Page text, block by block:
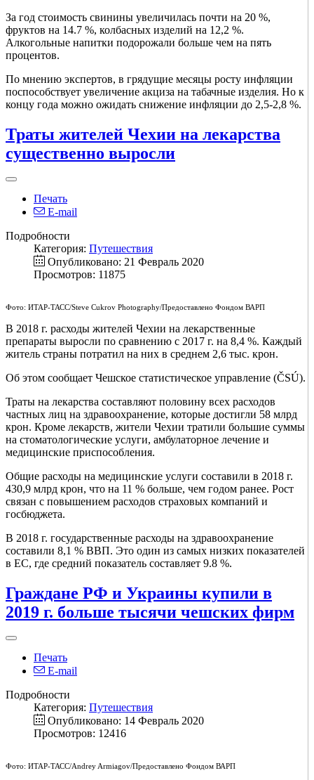
За год стоимость свинины увеличилась почти на 20 %,
фруктов на 14.7 %, колбасных изделий на 12,2 %.
Алкогольные напитки подорожали больше чем на пять
процентов.
По мнению экспертов, в грядущие месяцы росту инфляции
поспособствует увеличение акциза на табачные изделия. Но к
концу года можно ожидать снижение инфляции до 2,5-2,8 %.
Траты жителей Чехии на лекарства
существенно выросли
Печать
E-mail
Подробности
Категория: Путешествия
Опубликовано: 21 Февраль 2020
Просмотров: 11875
Фото: ИТАР-ТАСС/Steve Cukrov Photography/Предоставлено Фондом ВАРП
В 2018 г. расходы жителей Чехии на лекарственные
препараты выросли по сравнению с 2017 г. на 8,4 %. Каждый
житель страны потратил на них в среднем 2,6 тыс. крон.
Об этом сообщает Чешское статистическое управление (ČSÚ).
Траты на лекарства составляют половину всех расходов
частных лиц на здравоохранение, которые достигли 58 млрд
крон. Кроме лекарств, жители Чехии тратили большие суммы
на стоматологические услуги, амбулаторное лечение и
медицинские приспособления.
Общие расходы на медицинские услуги составили в 2018 г.
430,9 млрд крон, что на 11 % больше, чем годом ранее. Рост
связан с повышением расходов страховых компаний и
госбюджета.
В 2018 г. государственные расходы на здравоохранение
составили 8,1 % ВВП. Это один из самых низких показателей
в ЕС, где средний показатель составляет 9.8 %.
Граждане РФ и Украины купили в
2019 г. больше тысячи чешских фирм
Печать
E-mail
Подробности
Категория: Путешествия
Опубликовано: 14 Февраль 2020
Просмотров: 12416
Фото: ИТАР-ТАСС/Andrey Armiagov/Предоставлено Фондом ВАРП